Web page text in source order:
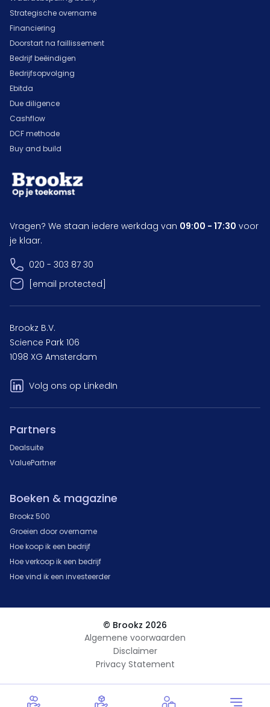
Strategische overname
Financiering
Doorstart na faillissement
Bedrijf beëindigen
Bedrijfsopvolging
Ebitda
Due diligence
Cashflow
DCF methode
Buy and build
Vragen? We staan iedere werkdag van 09:00 - 17:30 voor
je klaar.
020 - 303 87 30
[email protected]
Brookz B.V.
Science Park 106
1098 XG Amsterdam
Volg ons op LinkedIn
Partners
Dealsuite
ValuePartner
Boeken & magazine
Brookz 500
Groeien door overname
Hoe koop ik een bedrijf
Hoe verkoop ik een bedrijf
Hoe vind ik een investeerder
© Brookz 2026
Algemene voorwaarden
Disclaimer
Privacy Statement